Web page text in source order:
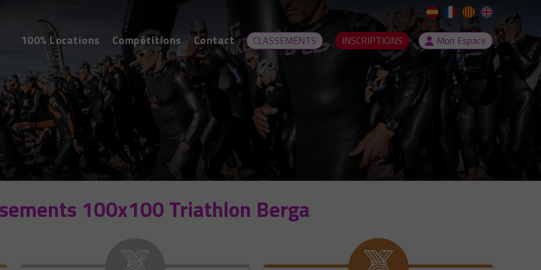
100% Locations Compétitions Contact CLASSEMENTS INSCRIPTIONS Mon Espace
100x100 Triathlon Berga